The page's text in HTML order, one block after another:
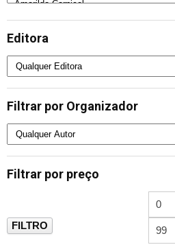
Editora
Filtrar por Organizador
Filtrar por preço
FILTRO